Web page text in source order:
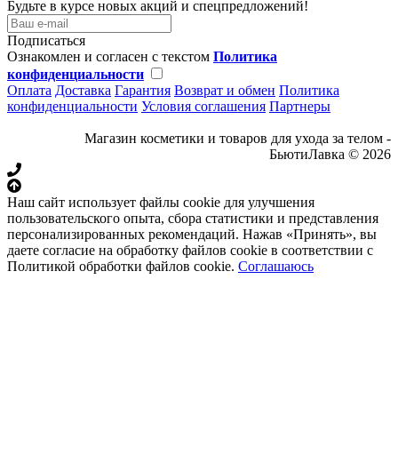
Будьте в курсе новых акций и спецпредложений!
Подписаться
Ознакомлен и согласен с текстом Политика
конфиденциальности
Оплата Доставка Гарантия Возврат и обмен Политика
конфиденциальности Условия соглашения Партнеры
Магазин косметики и товаров для ухода за телом -
БьютиЛавка © 2026
Наш сайт использует файлы cookie для улучшения
пользовательского опыта, сбора статистики и представления
персонализированных рекомендаций. Нажав «Принять», вы
даете согласие на обработку файлов cookie в соответствии с
Политикой обработки файлов cookie. Соглашаюсь